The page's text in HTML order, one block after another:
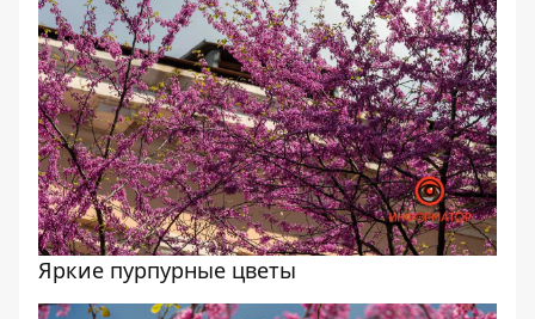
Яркие пурпурные цветы